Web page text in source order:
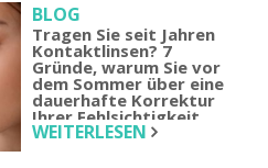
BLOG
Tragen Sie seit Jahren
Kontaktlinsen? 7
Gründe, warum Sie vor
dem Sommer über eine
dauerhafte Korrektur
Ihrer Fehlsichtigkeit
nachdenken sollten
WEITERLESEN